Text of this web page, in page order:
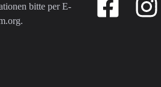
bitte per E-
.